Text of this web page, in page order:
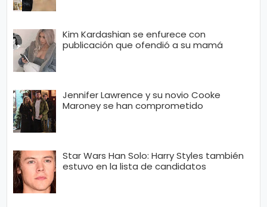
Kim Kardashian se enfurece con
publicación que ofendió a su mamá
Jennifer Lawrence y su novio Cooke
Maroney se han comprometido
Star Wars Han Solo: Harry Styles también
estuvo en la lista de candidatos